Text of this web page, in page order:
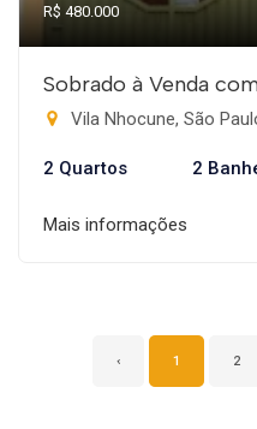
R$ 480.000
Sobrado à Venda
Vila Nhocune, São
2 Quartos 2
Mais informações
‹ 1 2